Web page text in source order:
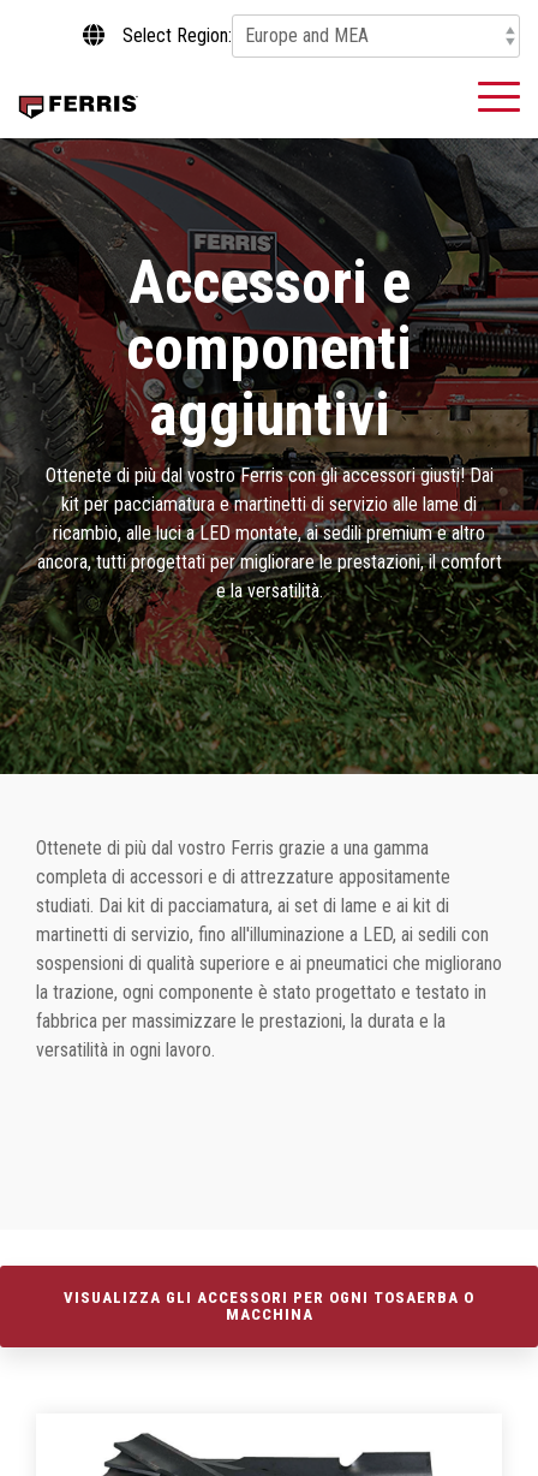
main
content.
Select Region:
Accessori e
componenti
aggiuntivi
Ottenete di più dal vostro Ferris con gli accessori giusti! Dai
kit per pacciamatura e martinetti di servizio alle lame di
ricambio, alle luci a LED montate, ai sedili premium e altro
ancora, tutti progettati per migliorare le prestazioni, il comfort
e la versatilità.
Ottenete di più dal vostro Ferris grazie a una gamma
completa di accessori e di attrezzature appositamente
studiati. Dai kit di pacciamatura, ai set di lame e ai kit di
martinetti di servizio, fino all'illuminazione a LED, ai sedili con
sospensioni di qualità superiore e ai pneumatici che migliorano
la trazione, ogni componente è stato progettato e testato in
fabbrica per massimizzare le prestazioni, la durata e la
versatilità in ogni lavoro.
VISUALIZZA GLI ACCESSORI PER OGNI TOSAERBA O
MACCHINA